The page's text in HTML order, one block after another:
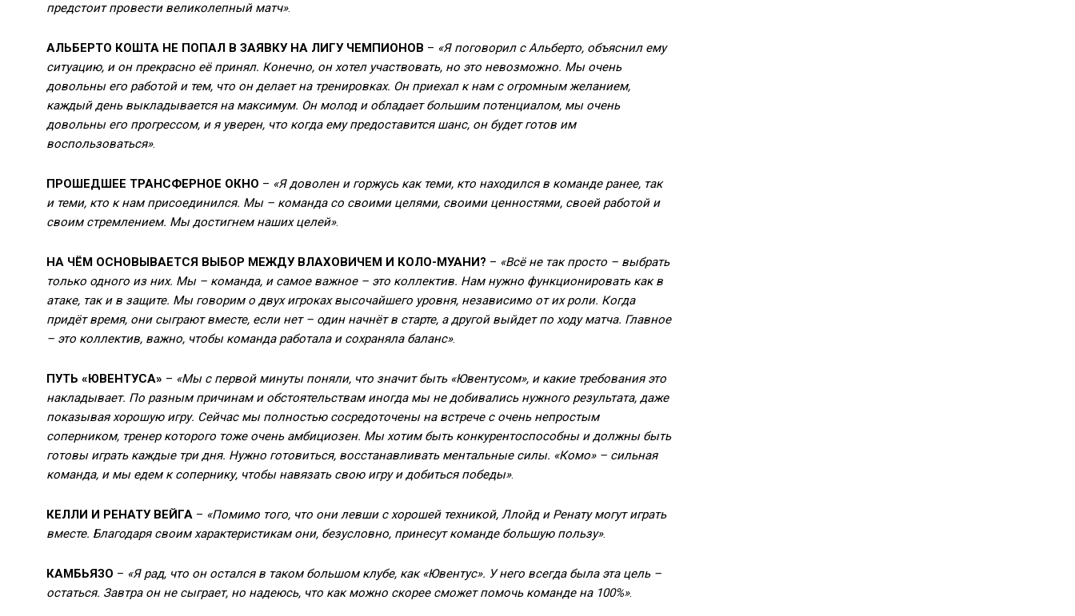
предстоит провести великолепный матч».
АЛЬБЕРТО КОШТА НЕ ПОПАЛ В ЗАЯВКУ НА ЛИГУ ЧЕМПИОНОВ – «Я поговорил с Альберто, объяснил ему
ситуацию, и он прекрасно её принял. Конечно, он хотел участвовать, но это невозможно. Мы очень
довольны его работой и тем, что он делает на тренировках. Он приехал к нам с огромным желанием,
каждый день выкладывается на максимум. Он молод и обладает большим потенциалом, мы очень
довольны его прогрессом, и я уверен, что когда ему предоставится шанс, он будет готов им
воспользоваться».
ПРОШЕДШЕЕ ТРАНСФЕРНОЕ ОКНО – «Я доволен и горжусь как теми, кто находился в команде ранее, так
и теми, кто к нам присоединился. Мы – команда со своими целями, своими ценностями, своей работой и
своим стремлением. Мы достигнем наших целей».
НА ЧЁМ ОСНОВЫВАЕТСЯ ВЫБОР МЕЖДУ ВЛАХОВИЧЕМ И КОЛО-МУАНИ? – «Всё не так просто – выбрать
только одного из них. Мы – команда, и самое важное – это коллектив. Нам нужно функционировать как в
атаке, так и в защите. Мы говорим о двух игроках высочайшего уровня, независимо от их роли. Когда
придёт время, они сыграют вместе, если нет – один начнёт в старте, а другой выйдет по ходу матча. Главное
– это коллектив, важно, чтобы команда работала и сохраняла баланс».
ПУТЬ «ЮВЕНТУСА» – «Мы с первой минуты поняли, что значит быть «Ювентусом», и какие требования это
накладывает. По разным причинам и обстоятельствам иногда мы не добивались нужного результата, даже
показывая хорошую игру. Сейчас мы полностью сосредоточены на встрече с очень непростым
соперником, тренер которого тоже очень амбициозен. Мы хотим быть конкурентоспособны и должны быть
готовы играть каждые три дня. Нужно готовиться, восстанавливать ментальные силы. «Комо» – сильная
команда, и мы едем к сопернику, чтобы навязать свою игру и добиться победы».
КЕЛЛИ И РЕНАТУ ВЕЙГА – «Помимо того, что они левши с хорошей техникой, Ллойд и Ренату могут играть
вместе. Благодаря своим характеристикам они, безусловно, принесут команде большую пользу».
КАМБЬЯЗО – «Я рад, что он остался в таком большом клубе, как «Ювентус». У него всегда была эта цель –
остаться. Завтра он не сыграет, но надеюсь, что как можно скорее сможет помочь команде на 100%».